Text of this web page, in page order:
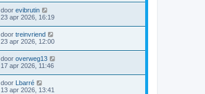
door evibrutin
23 apr 2026, 16:19
door treinvriend
23 apr 2026, 12:00
door overweg13
17 apr 2026, 11:46
door Lbarré
13 apr 2026, 13:41